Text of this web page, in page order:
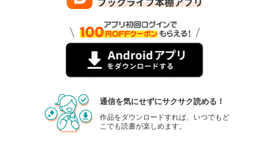
通信を気にせずにサクサク読める！
作品をダウンロードすれば、いつでもど
こでも読書が楽しめます。